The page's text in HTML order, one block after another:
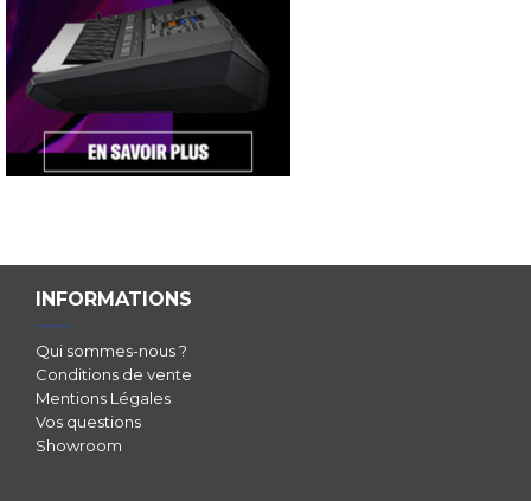
INFORMATIONS
Qui sommes-nous ?
Conditions de vente
Mentions Légales
Vos questions
Showroom